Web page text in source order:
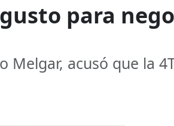
para
Melgar, acusó que la